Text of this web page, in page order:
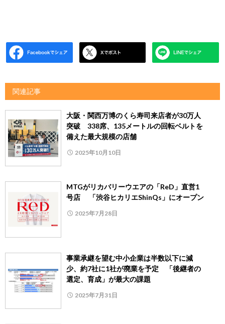
関連記事
大阪・関西万博のくら寿司来店者が30万人
突破 338席、135メートルの回転ベルトを
備えた最大規模の店舗
2025年10月10日
MTGがリカバリーウエアの「ReD」直営1
号店 「渋谷ヒカリエShinQs」にオープン
2025年7月28日
事業承継を望む中小企業は半数以下に減
少、約7社に1社が廃業を予定 「後継者の
選定、育成」が最大の課題
2025年7月31日